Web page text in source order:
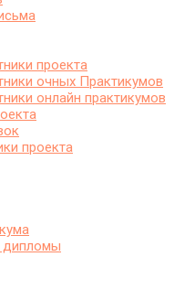
проекта
очных Практикумов
онлайн практикумов
проекта
дипломы